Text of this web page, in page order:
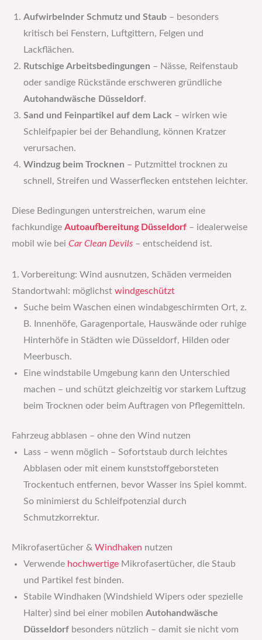
Aufwirbelnder Schmutz und Staub – besonders
kritisch bei Fenstern, Luftgittern, Felgen und
Lackflächen.
Rutschige Arbeitsbedingungen – Nässe, Reifenstaub
oder sandige Rückstände erschweren gründliche
Autohandwäsche Düsseldorf.
Sand und Feinpartikel auf dem Lack – wirken wie
Schleifpapier bei der Behandlung, können Kratzer
verursachen.
Windzug beim Trocknen – Putzmittel trocknen zu
schnell, Streifen und Wasserflecken entstehen leichter.
Diese Bedingungen unterstreichen, warum eine
fachkundige Autoaufbereitung Düsseldorf – idealerweise
mobil wie bei Car Clean Devils – entscheidend ist.
1. Vorbereitung: Wind ausnutzen, Schäden vermeiden
Standortwahl: möglichst windgeschützt
Suche beim Waschen einen windabgeschirmten Ort, z.
B. Innenhöfe, Garagenportale, Hauswände oder ruhige
Hinterhöfe in Städten wie Düsseldorf, Hilden oder
Meerbusch.
Eine windstabile Umgebung kann den Unterschied
machen – und schützt gleichzeitig vor starkem Luftzug
beim Trocknen oder beim Auftragen von Pflegemitteln.
Fahrzeug abblasen – ohne den Wind nutzen
Lass – wenn möglich – Sofortstaub durch leichtes
Abblasen oder mit einem kunststoffgeborsteten
Trockentuch entfernen, bevor Wasser ins Spiel kommt.
So minimierst du Schleifpotenzial durch
Schmutzkorrektur.
Mikrofasertücher & Windhaken nutzen
Verwende hochwertige Mikrofasertücher, die Staub
und Partikel fest binden.
Stabile Windhaken (Windshield Wipers oder spezielle
Halter) sind bei einer mobilen Autohandwäsche
Düsseldorf besonders nützlich – damit sie nicht vom